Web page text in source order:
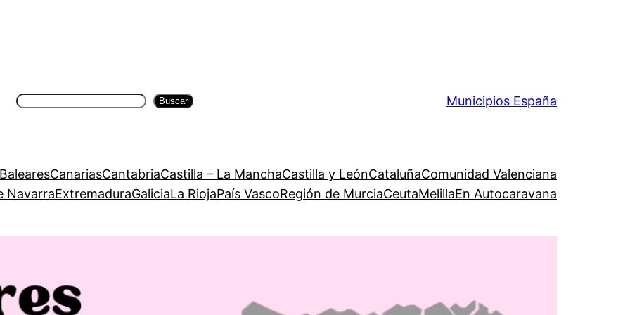
Buscar Buscar Municipios España
CanariasCantabriaCastilla – La ManchaCastilla y LeónCataluñaComunidad Valenciana
NavarraExtremaduraGaliciaLa RiojaPaís VascoRegión de MurciaCeutaMelillaEn Autocaravana